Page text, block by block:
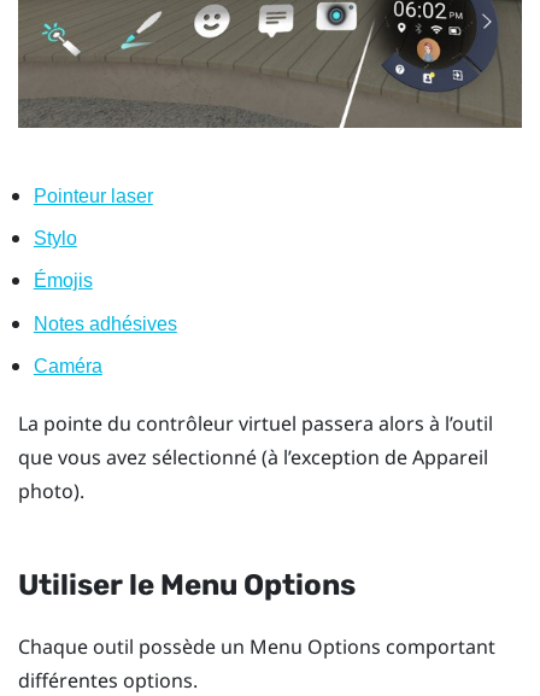
Pointeur laser
Stylo
Émojis
Notes adhésives
Caméra
La pointe du contrôleur virtuel passera alors à l’outil
que vous avez sélectionné (à l’exception deAppareil
photo).
Utiliser le Menu Options
Chaque outil possède un Menu Options comportant
différentes options.